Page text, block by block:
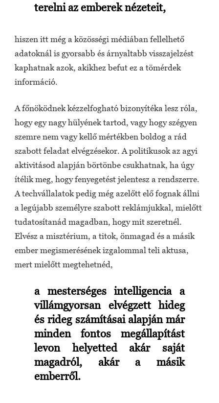
terelni az emberek nézeteit,
hiszen itt még a közösségi médiában fellelhető
adatoknál is gyorsabb és árnyaltabb visszajelzést
kaphatnak azok, akikhez befut ez a tömérdek
információ.
A főnöködnek kézzelfogható bizonyítéka lesz róla,
hogy egy nagy hülyének tartod, vagy hogy szégyen
szemre nem vagy kellő mértékben boldog a rád
szabott feladat elvégzésekor. A politikusok az agyi
aktivitásod alapján börtönbe csukhatnak, ha úgy
ítélik meg, hogy fenyegetést jelentesz a rendszerre.
A techvállalatok pedig még azelőtt elő fognak állni
a legújabb személyre szabott reklámjukkal, mielőtt
tudatosítanád magadban, hogy mit szeretnél.
Elvész a misztérium, a titok, önmagad és a másik
ember megismerésének izgalommal teli aktusa,
mert mielőtt megtehetnéd,
a mesterséges intelligencia a
villámgyorsan elvégzett hideg
és rideg számításai alapján már
minden fontos megállapítást
levon helyetted akár saját
magadról, akár a másik
emberről.